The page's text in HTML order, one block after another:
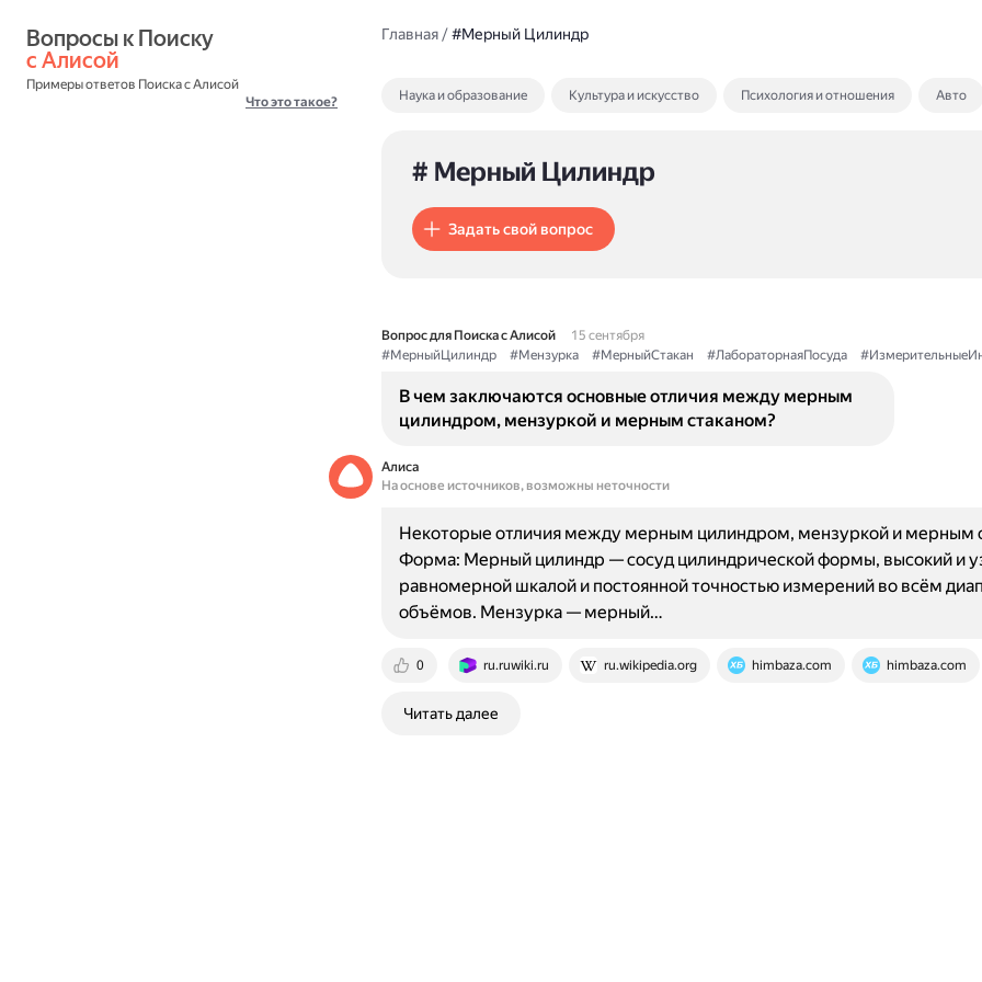
с Алисой
Примеры ответов Поиска с Алисой
Что это такое?
Главная/#Мерный Цилиндр
Наука и образование Культура и искусство Психология и отношения Авто
# Мерный Цилиндр
Задать свой вопрос
Вопрос для Поиска с Алисой
15 сентября
#МерныйЦилиндр
#Мензурка #МерныйСтакан #ЛабораторнаяПосуда
В чем заключаются основные отличия между мерным
цилиндром, мензуркой и мерным стаканом?
Алиса
На основе источников, возможны неточности
0 ru.ruwiki.ru ru.wikipedia.org himbaza.com himbaza.com
Некоторые отличия между мерным цилиндром, мензуркой и мерным
Форма: Мерный цилиндр — сосуд цилиндрической формы, высокий и
равномерной шкалой и постоянной точностью измерений во всём
объёмов. Мензурка — мерный…
Читать далее